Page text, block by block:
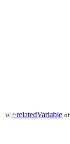
is ?:relatedVariable of